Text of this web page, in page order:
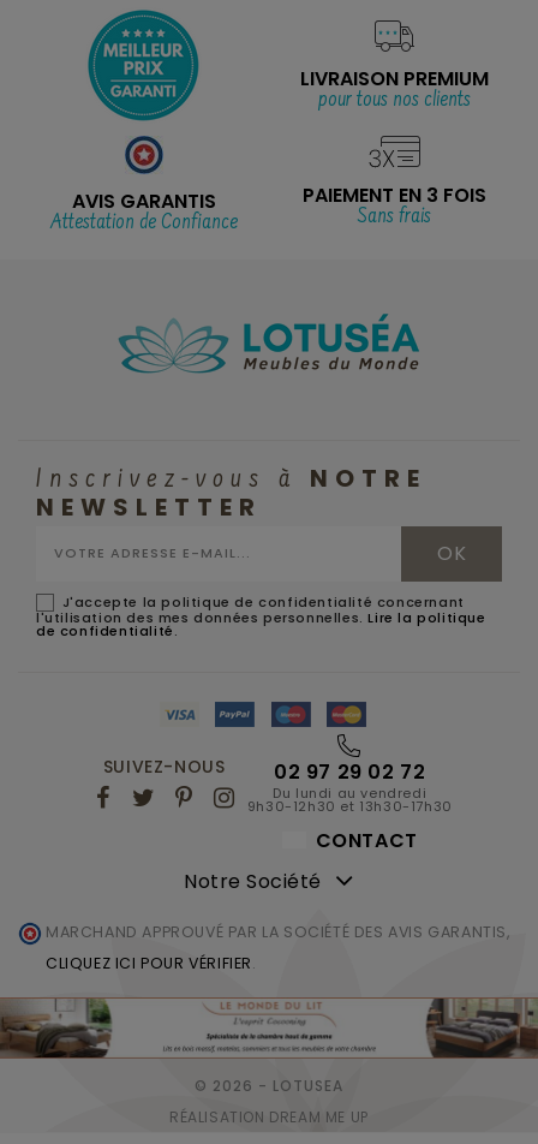
LIVRAISON PREMIUM
pour tous nos clients
AVIS GARANTIS
Attestation de Confiance
PAIEMENT EN 3 FOIS
Sans frais
Inscrivez-vous à
NOTRE
NEWSLETTER
J'accepte la politique de confidentialité concernant
l'utilisation des mes données personnelles.Lire la politique
de confidentialité.
SUIVEZ-NOUS 02 97 29 02 72
Du lundi au vendredi
9h30-12h30 et 13h30-17h30
CONTACT
Notre Société
MARCHAND APPROUVÉ PAR LA SOCIÉTÉ DES AVIS GARANTIS,
CLIQUEZ ICI POUR VÉRIFIER.
© 2026 - LOTUSEA
RÉALISATION DREAM ME UP